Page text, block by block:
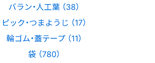
バラン・人工葉 （38）
ピック・つまようじ （17）
輪ゴム・蓋テープ （11）
袋 （780）